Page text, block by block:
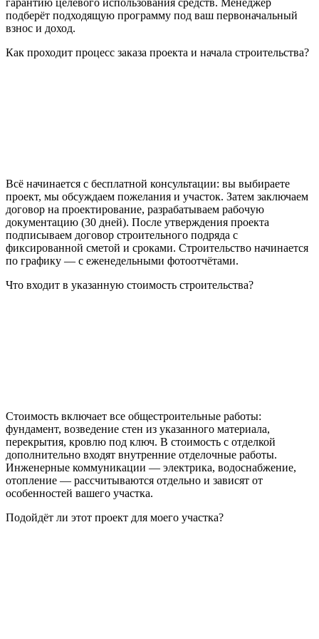
гарантию целевого использования средств. Менеджер
подберёт подходящую программу под ваш первоначальный
взнос и доход.
Как проходит процесс заказа проекта и начала строительства?
Всё начинается с бесплатной консультации: вы выбираете
проект, мы обсуждаем пожелания и участок. Затем заключаем
договор на проектирование, разрабатываем рабочую
документацию (30 дней). После утверждения проекта
подписываем договор строительного подряда с
фиксированной сметой и сроками. Строительство начинается
по графику — с еженедельными фотоотчётами.
Что входит в указанную стоимость строительства?
Стоимость включает все общестроительные работы:
фундамент, возведение стен из указанного материала,
перекрытия, кровлю под ключ. В стоимость с отделкой
дополнительно входят внутренние отделочные работы.
Инженерные коммуникации — электрика, водоснабжение,
отопление — рассчитываются отдельно и зависят от
особенностей вашего участка.
Подойдёт ли этот проект для моего участка?